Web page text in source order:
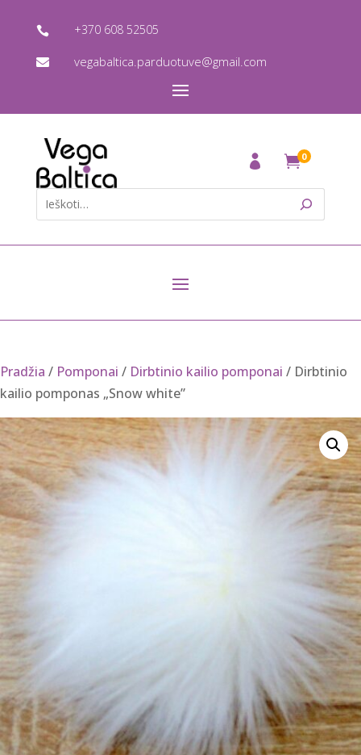
 +370 608 52505
 vegabaltica.parduotuve@gmail.com
0
Pradžia / Pomponai / Dirbtinio kailio pomponai / Dirbtinio
kailio pomponas „Snow white”